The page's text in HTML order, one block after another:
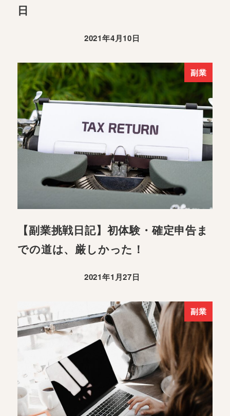
日
2021年4月10日
副業
【副業挑戦日記】初体験・確定申告ま
での道は、厳しかった！
2021年1月27日
副業